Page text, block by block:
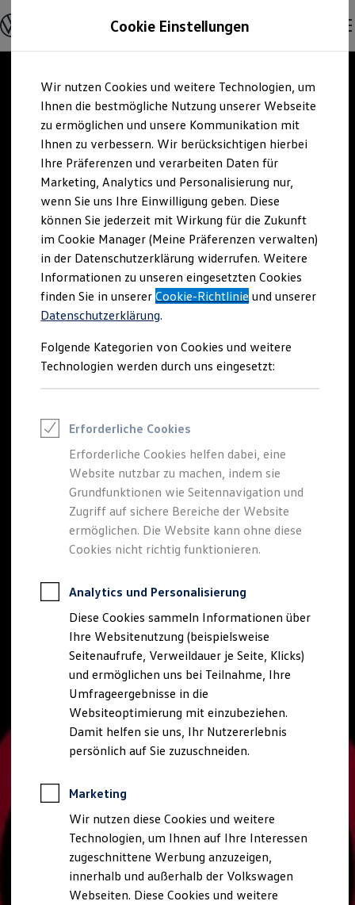
Hauptinhalt
springen
Footer
springen
Modelle und Konfigurator
Konfigurator
Modelle vergleichen
Elektroautos
ENERGY Sondermodelle
Nutzfahrzeuge
SUV und CUV
Familienautos
Kombis
Kompaktwagen
Sportwagen
Schnell verfügbare Fahrzeuge
Angebote und Produkte
Aktuelle Angebote
E-Auto-Förderung
Volkswagen Marktplatz
Die ENERGY Sondermodelle
Junge Gebrauchtwagen und Gebrauchtwagen
Volkswagen Zertifizierte Gebrauchtwagen
Elektromobilität bei Gebrauchtwagen
Saisonangebote
Reifenpakete
Leasing
Leasing-Angebote
Elektroauto Leasing
Kleinwagen-Leasing
Leasing ohne Anzahlung
Finanzierung
Autokredit mit Schlussrate
Versicherungen und Garantien
Kfz-Versicherung
Restschuldversicherungen
Garantien
Professional Class bei Volkswagen
Behörden
Direktkunden
Sonderfahrzeuge
Anpfiff zum Gewinn
Elektromobilität
Elektroautos
ID. Tutorials
Elektrofahrzeugkonzepte
ID. EVERY1
Reichweite
Rekuperation
Laden unterwegs
Laden Zuhause
Ladestationen finden
Ladezeitensimulator
Batterie
Sicherheit
Cookie Einstellungen
Wir nutzen Cookies und weitere Technologien, um
Ihnen die bestmögliche Nutzung unserer Webseite
zu ermöglichen und unsere Kommunikation mit
Ihnen zu verbessern. Wir berücksichtigen hierbei
Ihre Präferenzen und verarbeiten Daten für
Marketing, Analytics und Personalisierung nur,
wenn Sie uns Ihre Einwilligung geben. Diese
können Sie jederzeit mit Wirkung für die Zukunft
im Cookie Manager (Meine Präferenzen verwalten)
in der Datenschutzerklärung widerrufen. Weitere
Informationen zu unseren eingesetzten Cookies
finden Sie in unsererCookie-Richtlinie und unserer
Datenschutzerklärung.
Folgende Kategorien von Cookies und weitere
Technologien werden durch uns eingesetzt:
Erforderliche Cookies
Erforderliche Cookies helfen dabei, eine
Website nutzbar zu machen, indem sie
Grundfunktionen wie Seitennavigation und
Zugriff auf sichere Bereiche der Website
ermöglichen. Die Website kann ohne diese
Cookies nicht richtig funktionieren.
Analytics und Personalisierung
Diese Cookies sammeln Informationen über
Ihre Websitenutzung (beispielsweise
Seitenaufrufe, Verweildauer je Seite, Klicks)
und ermöglichen uns bei Teilnahme, Ihre
Umfrageergebnisse in die
Websiteoptimierung mit einzubeziehen.
Damit helfen sie uns, Ihr Nutzererlebnis
persönlich auf Sie zuzuschneiden.
Marketing
Wir nutzen diese Cookies und weitere
Technologien, um Ihnen auf Ihre Interessen
zugeschnittene Werbung anzuzeigen,
innerhalb und außerhalb der Volkswagen
Webseiten. Diese Cookies und weitere